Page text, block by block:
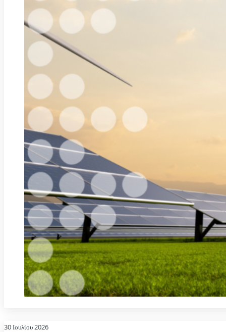
30 Ιουλίου 2026